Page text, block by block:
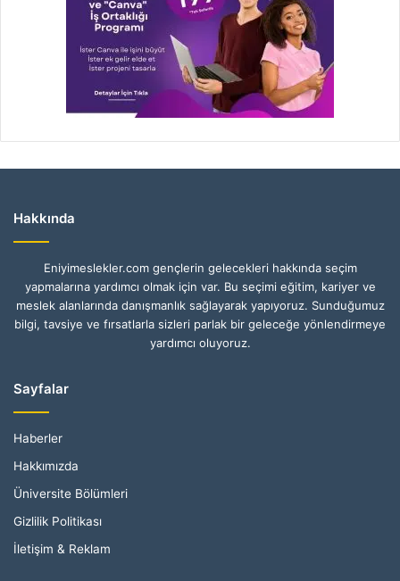
Hakkında
Eniyimeslekler.com gençlerin gelecekleri hakkında seçim
yapmalarına yardımcı olmak için var. Bu seçimi eğitim, kariyer ve
meslek alanlarında danışmanlık sağlayarak yapıyoruz. Sunduğumuz
bilgi, tavsiye ve fırsatlarla sizleri parlak bir geleceğe yönlendirmeye
yardımcı oluyoruz.
Sayfalar
Haberler
Hakkımızda
Üniversite Bölümleri
Gizlilik Politikası
İletişim & Reklam